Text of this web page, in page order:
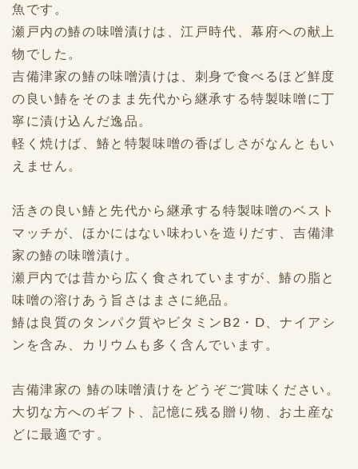
魚です。
瀬戸内の鰆の味噌漬けは、江戸時代、幕府への献上
物でした。
吉備津家の鰆の味噌漬けは、刺身で食べるほど鮮度
の良い鰆をそのまま先代から継承する特製味噌に丁
寧に漬け込んだ逸品。
軽く焼けば、鰆と特製味噌の香ばしさがなんともい
えません。
活きの良い鰆と先代から継承する特製味噌のベスト
マッチが、ほかにはない味わいを造りだす、吉備津
家の鰆の味噌漬け。
瀬戸内では昔から広く食されていますが、鰆の脂と
味噌の溶けあう旨さはまさに絶品。
鰆は良質のタンパク質やビタミンB2・D、ナイアシ
ンを含み、カリウムも多く含んでいます。
吉備津家の 鰆の味噌漬けをどうぞご賞味ください。
大切な方へのギフト、記憶に残る贈り物、お土産な
どに最適です。